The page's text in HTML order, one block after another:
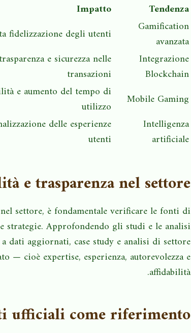
Tendenza
Impatto
Gamification
avanzata
fidelizzazione degli utenti
Integrazione
Blockchain
e sicurezza nelle
transazioni
Mobile Gaming
e aumento del tempo di
utilizzo
Intelligenza
artificiale
delle esperienze
utenti
e trasparenza nel settore
settore, è fondamentale verificare le fonti di
strategie. Approfondendo gli studi e le analisi
dati aggiornati, case study e analisi di settore
— cioè expertise, esperienza, autorevolezza e
affidabilità.
ufficiali come riferimento?